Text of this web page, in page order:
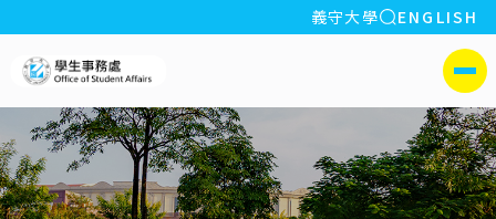
:::
義守大學 全站搜索
ENGLISH
側選單